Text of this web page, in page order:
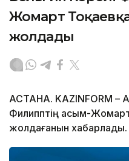
Жомарт
жолдады
АСТАНА. KAZINFORM –
Филипптің Қасым-
жолдағанын хабарлады.